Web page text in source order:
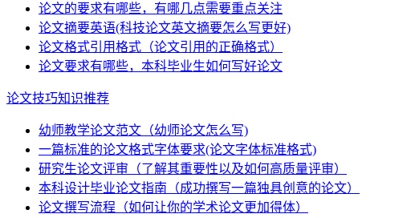
论文的要求有哪些，有哪几点需要重点关注
论文摘要英语(科技论文英文摘要怎么写更好)
论文格式引用格式（论文引用的正确格式）
论文要求有哪些，本科毕业生如何写好论文
论文技巧知识推荐
幼师教学论文范文（幼师论文怎么写)
一篇标准的论文格式字体要求(论文字体标准格式)
研究生论文评审（了解其重要性以及如何高质量评审）
本科设计毕业论文指南（成功撰写一篇独具创意的论文）
论文撰写流程（如何让你的学术论文更加得体）